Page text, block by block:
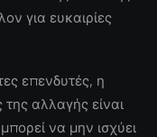
για ευκαιρίες
επενδυτές, η
αλλαγής είναι
να μην ισχύει